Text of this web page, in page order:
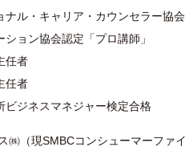
ナル・キャリア・カウンセラー協
ション協会認定「プロ講師」
任者
任者
ビジネスマネジャー検定合格
㈱（現SMBCコンシューマーファ